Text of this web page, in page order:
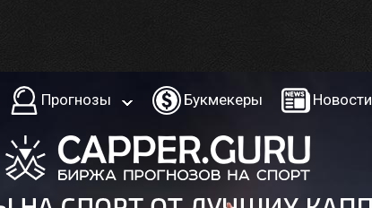
Прогнозы Букмекеры Новости